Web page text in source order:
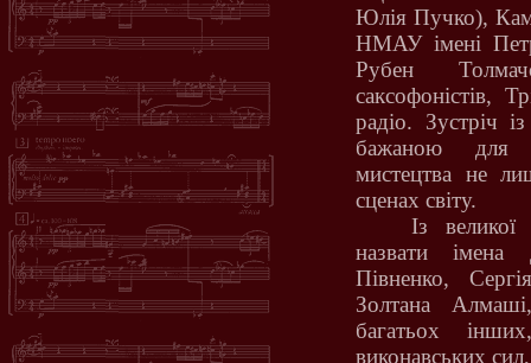
Юлія Пучко),
НМАУ імені
Рубен
саксофоністів,
радіо. Зустріч
бажаною для
мистецтва не
сценах світу.
Із великої
назвати імена
Півненко,
Золтана
багатьох
виконавських